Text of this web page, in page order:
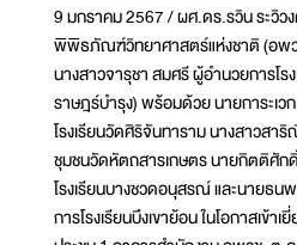
9 มกราคม 2567 / ผศ.ดร.รวิน ระวิว
พิพิธภัณฑ์วิทยาศาสตร์แห่งชาติ (อพ
นางสาวจารุชา สมศรี ผู้อำนวยการโ
ราษฎร์บำรุง) พร้อมด้วย นายการะเวก
โรงเรียนวัดศิริจันทาราม นางสาวสา
ชุมชนวัดหัตถสารเกษตร นายกิตติศัก
โรงเรียนบางชวดอนุสรณ์ และนายธ
การโรงเรียนบึงเขาย้อน ในโอกาสเข้